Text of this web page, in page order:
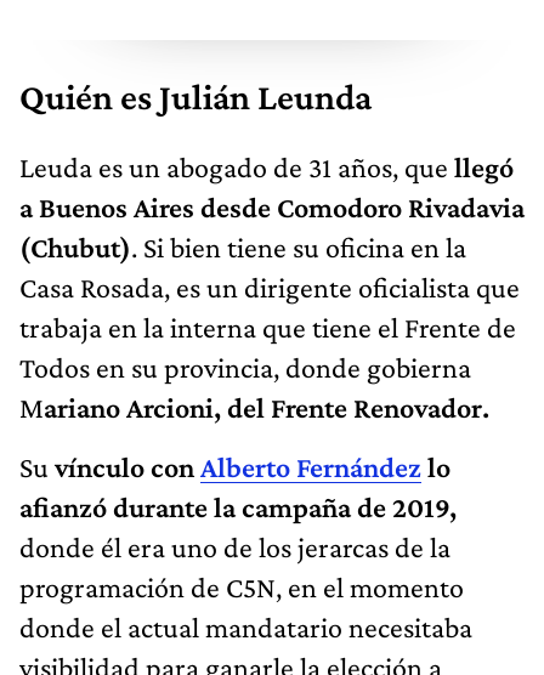
Leuda es un abogado de 31 años, que
(Chubut) . Si bien tiene su oficina en la
Casa Rosada, es un dirigente oficialista que
trabaja en la interna que tiene el Frente de
Todos en su provincia, donde gobierna
Mariano Arcioni, del Frente Renovador.
Suvínculo conAlberto Fernándezlo
donde él era uno de los jerarcas de la
programación de C5N, en el momento
donde el actual mandatario necesitaba
visibilidad para ganarle la elección a
Mauricio Macri.